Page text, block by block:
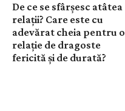
De ce se sfârşesc atâtea
relaţii? Care este cu
adevărat cheia pentru o
relaţie de dragoste
fericită şi de durată?